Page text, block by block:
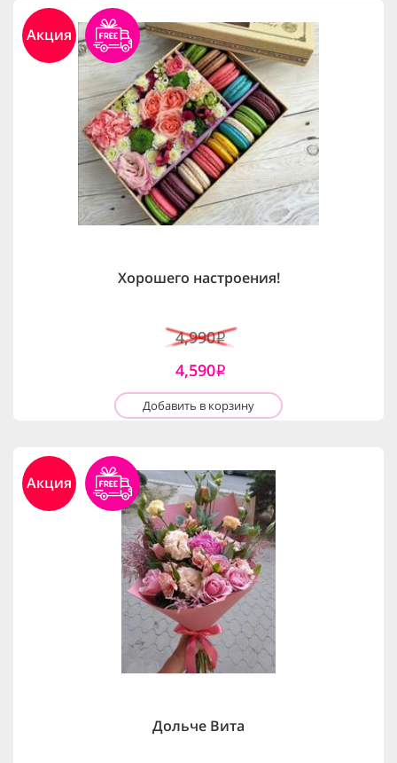
Акция
Хорошего настроения!
4,990i
4,590i
Добавить в корзину
Акция
Дольче Вита